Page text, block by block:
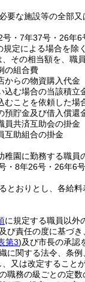
要な施設等の全部
・7年37号・26年6
規定による場合を除
その相当額を、職
の組合費
からの物資購入代金
込む場合の当該積立
むことを依頼した場
預貯金及び借入償還
員共済互助会の掛金
互助組合の掛金
稚園に勤務する職員
・8年26号・26年6
とおりとし、各給
に規定する職員以外
び責任の度に基づ
第3)及び市長の承認
に関する法令、条
又は改定することが
職務の級ごとの定数